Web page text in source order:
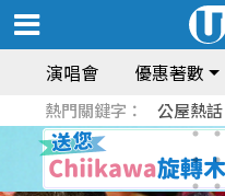
演唱會 優惠著數
熱門關鍵字： 公屋熱話